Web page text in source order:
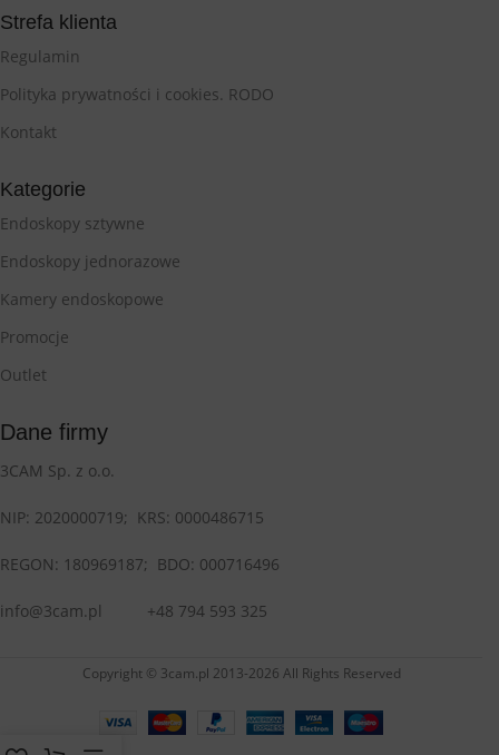
Strefa klienta
Regulamin
Polityka prywatności i cookies. RODO
Kontakt
Kategorie
Endoskopy sztywne
Endoskopy jednorazowe
Kamery endoskopowe
Promocje
Outlet
Dane firmy
3CAM Sp. z o.o.
NIP: 2020000719; KRS: 0000486715
REGON: 180969187; BDO: 000716496
info@3cam.pl +48 794 593 325
Copyright © 3cam.pl 2013-2026 All Rights Reserved